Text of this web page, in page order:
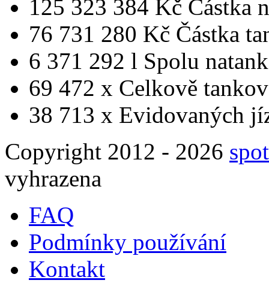
125 323 384 Kč Částka
76 731 280 Kč Částka
6 371 292 l Spolu
69 472 x Celkově
38 713 x Evidovaných
Copyright 2012 - 2026
vyhrazena
FAQ
Podmínky používání
Kontakt